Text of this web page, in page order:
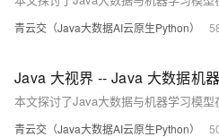
青云交（Java大数据AI云原生Python）
青云交（Java大数据AI云原生Python）